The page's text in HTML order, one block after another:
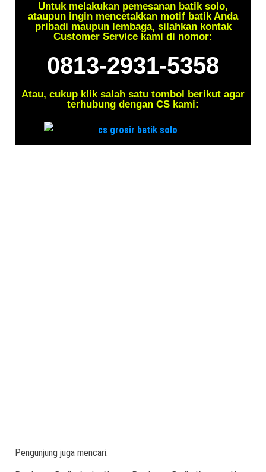
Untuk melakukan pemesanan batik solo,
ataupun ingin mencetakkan motif batik Anda
pribadi maupun lembaga, silahkan kontak
Customer Service kami di nomor:
0813-2931-5358
Atau, cukup klik salah satu tombol berikut agar
terhubung dengan CS kami:
Pengunjung juga mencari: